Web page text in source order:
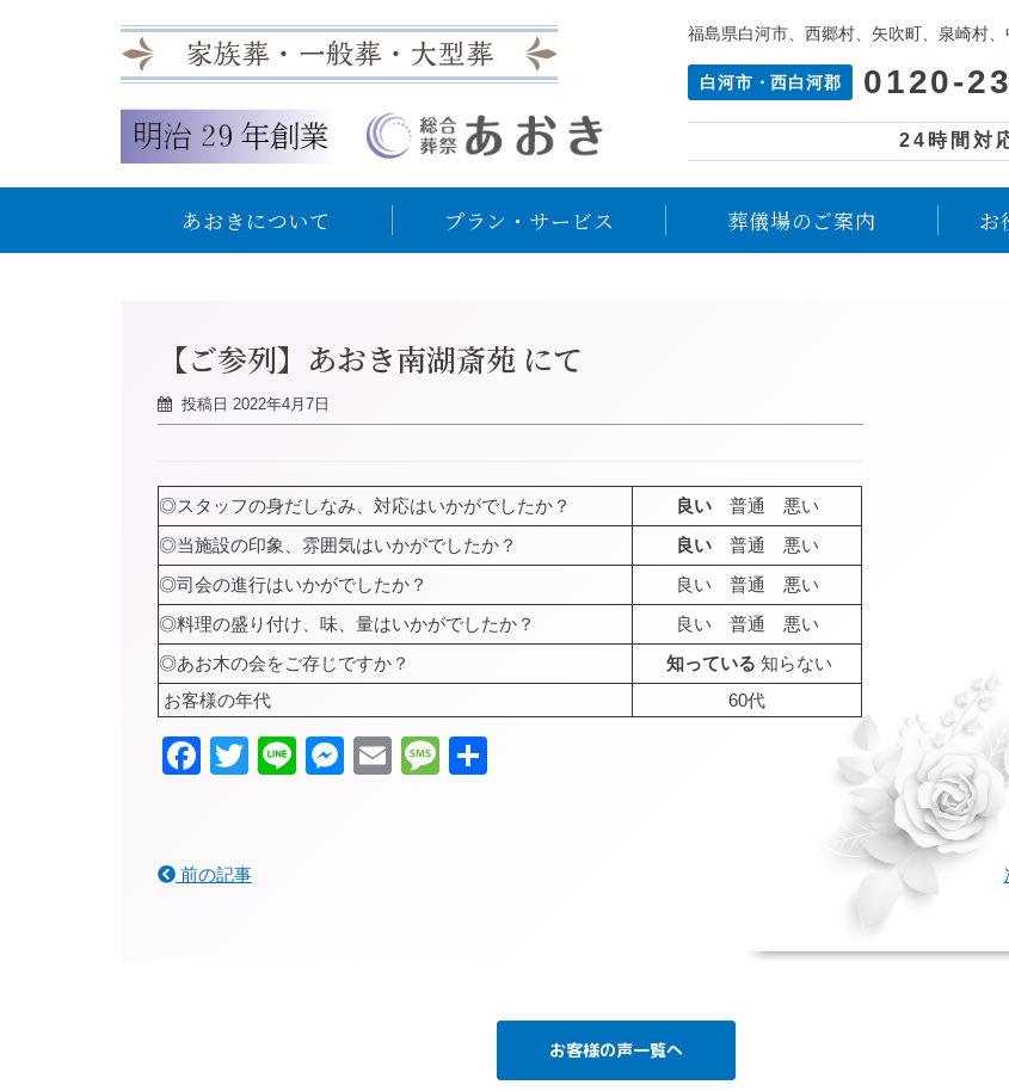
福島県白河市、西郷村、矢吹町、泉崎村
白河市・西白河郡 0120-
24時間対
あおきについて プラン・サービス 葬儀場のご案内 お
【ご参列】あおき南湖斎苑 にて
投稿日 2022年4月7日
◎スタッフの身だしなみ、対応はいかがでしたか？ 良い普通 悪い
◎当施設の印象、雰囲気はいかがでしたか？
良い普通 悪い
◎司会の進行はいかがでしたか？
良い 普通 悪い
◎料理の盛り付け、味、量はいかがでしたか？
良い 普通 悪い
◎あお木の会をご存じですか？
知っている 知らない
お客様の年代
60代
Facebook
Twitter
LineMessenger
EmailMessage
前の記事
お客様の声一覧へ